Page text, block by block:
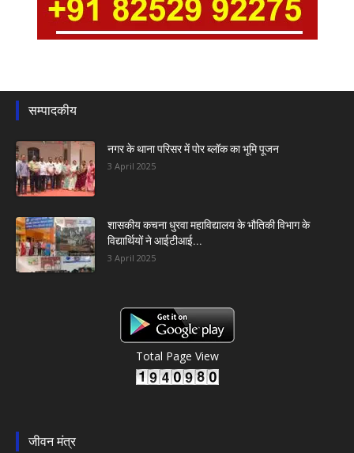
सम्पादकीय
नगर के थाना परिसर में पोर ब्लॉक का भूमि पूजन
3 April 2025
शासकीय कचना धुरवा महाविद्यालय के भौतिकी विभाग के
विद्यार्थियों ने आईटीआई...
3 April 2025
Total Page View
जीवन मंत्र